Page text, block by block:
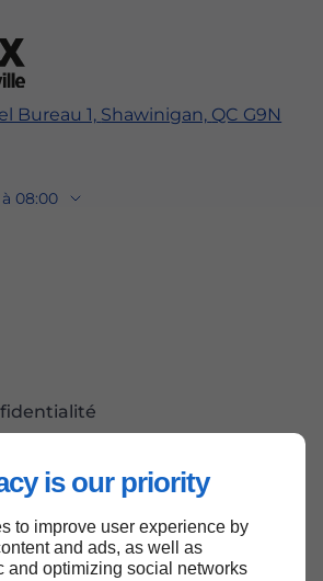
is our priority
to improve user experience by
and ads, as well as
and optimizing social networks
Bureau 1, Shawinigan, QC G9N
à 08:00
Haut de page